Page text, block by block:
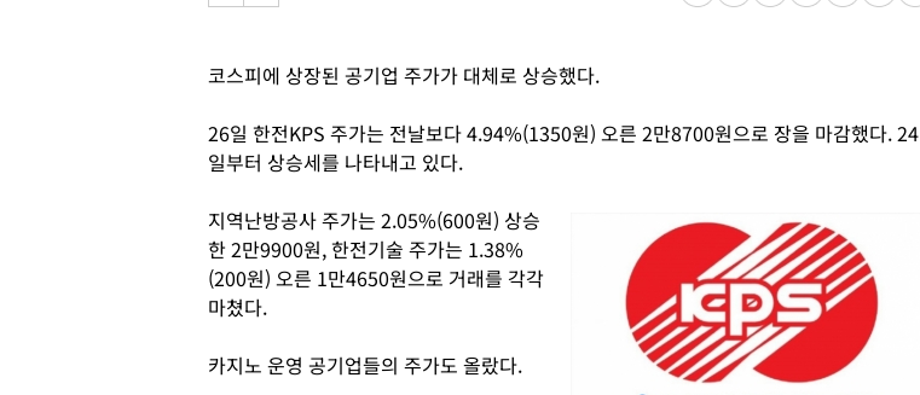
코스피에 상장된 공기업 주가가 대체로 상승했다.
26일 한전KPS 주가는 전날보다 4.94%(1350원) 오른 2만8700원으로 장을 마감했다. 24
일부터 상승세를 나타내고 있다.
지역난방공사 주가는 2.05%(600원) 상승
한 2만9900원, 한전기술 주가는 1.38%
(200원) 오른 1만4650원으로 거래를 각각
마쳤다.
카지노 운영 공기업들의 주가도 올랐다.